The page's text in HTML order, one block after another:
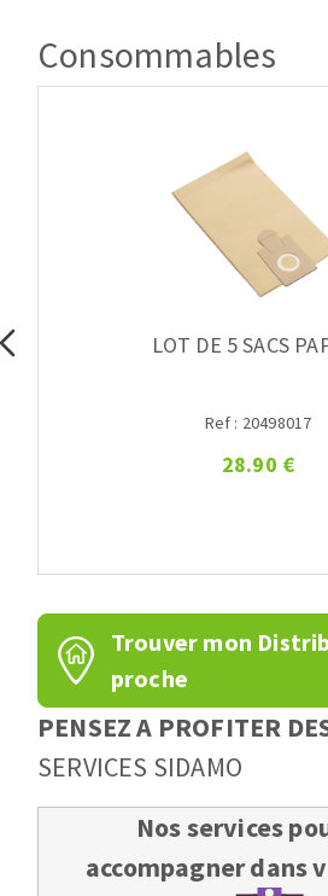
Consommables
LOT DE 5 SACS
Ref : 20498017
28.90 €
Trouver mon
proche
PENSEZ A PROFITER
SERVICES SIDAMO
Nos services
accompagner dans